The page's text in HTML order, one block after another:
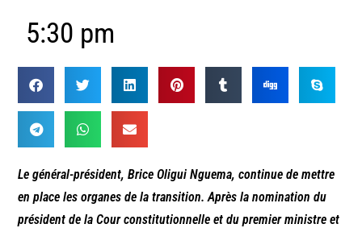
5:30 pm
Le général-président, Brice Oligui Nguema, continue de mettre
en place les organes de la transition. Après la nomination du
président de la Cour constitutionnelle et du premier ministre et